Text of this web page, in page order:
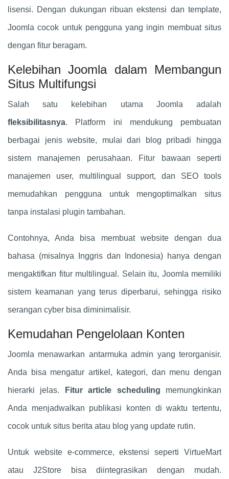
lisensi. Dengan dukungan ribuan ekstensi dan template,
Joomla cocok untuk pengguna yang ingin membuat situs
dengan fitur beragam.
Kelebihan Joomla dalam Membangun
Situs Multifungsi
Salah satu kelebihan utama Joomla adalah
fleksibilitasnya. Platform ini mendukung pembuatan
berbagai jenis website, mulai dari blog pribadi hingga
sistem manajemen perusahaan. Fitur bawaan seperti
manajemen user, multilingual support, dan SEO tools
memudahkan pengguna untuk mengoptimalkan situs
tanpa instalasi plugin tambahan.
Contohnya, Anda bisa membuat website dengan dua
bahasa (misalnya Inggris dan Indonesia) hanya dengan
mengaktifkan fitur multilingual. Selain itu, Joomla memiliki
sistem keamanan yang terus diperbarui, sehingga risiko
serangan cyber bisa diminimalisir.
Kemudahan Pengelolaan Konten
Joomla menawarkan antarmuka admin yang terorganisir.
Anda bisa mengatur artikel, kategori, dan menu dengan
hierarki jelas. Fitur article scheduling memungkinkan
Anda menjadwalkan publikasi konten di waktu tertentu,
cocok untuk situs berita atau blog yang update rutin.
Untuk website e-commerce, ekstensi seperti VirtueMart
atau J2Store bisa diintegrasikan dengan mudah.